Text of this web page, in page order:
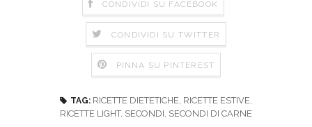
CONDIVIDI SU FACEBOOK
CONDIVIDI SU TWITTER
PINNA SU PINTEREST
TAG: RICETTE DIETETICHE RICETTE ESTIVE
RICETTE LIGHT, SECONDI SECONDI DI CARNE